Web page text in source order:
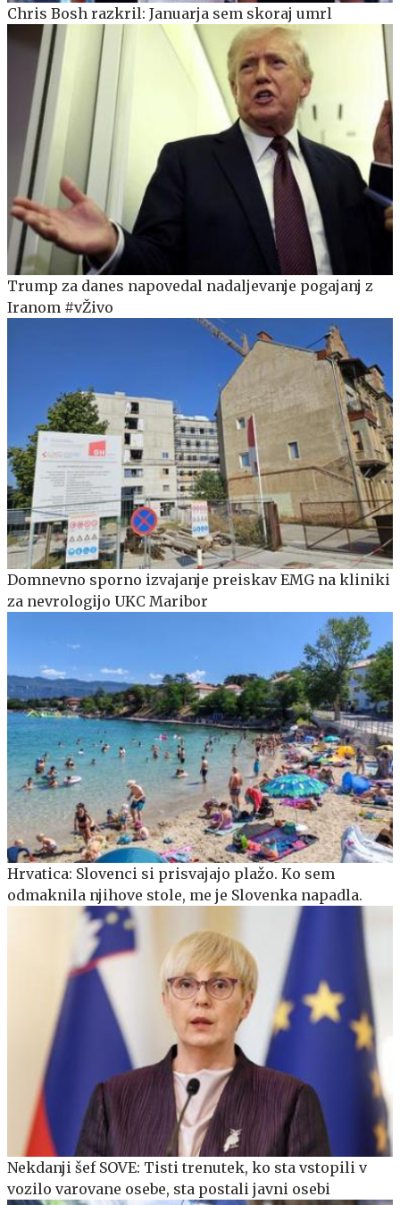
Chris Bosh razkril: Januarja sem skoraj umrl
Trump za danes napovedal nadaljevanje pogajanj z
Iranom #vŽivo
Domnevno sporno izvajanje preiskav EMG na kliniki
za nevrologijo UKC Maribor
Hrvatica: Slovenci si prisvajajo plažo. Ko sem
odmaknila njihove stole, me je Slovenka napadla.
Nekdanji šef SOVE: Tisti trenutek, ko sta vstopili v
vozilo varovane osebe, sta postali javni osebi